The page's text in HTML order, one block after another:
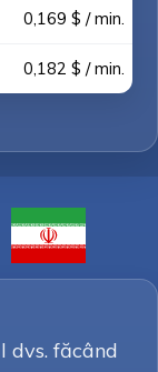
0,169 $ / min.
0,182 $ / min.
dvs. făcând